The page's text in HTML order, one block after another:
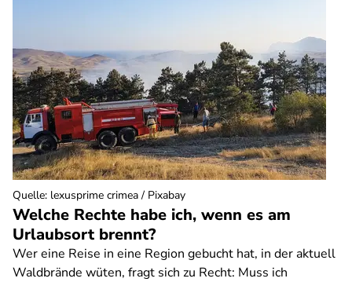
Welche Rechte habe ich, wenn es am
Urlaubsort brennt?
Wer eine Reise in eine Region gebucht hat, in der aktuell
Waldbrände wüten, fragt sich zu Recht: Muss ich
Quelle: lexusprime crimea / Pixabay